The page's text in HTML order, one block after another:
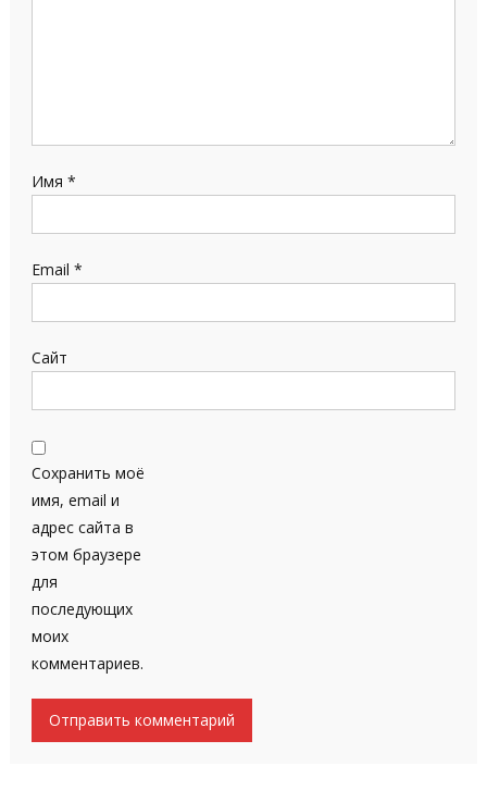
Имя *
Email *
Сайт
Сохранить моё
имя, email и
адрес сайта в
этом браузере
для
последующих
моих
комментариев.